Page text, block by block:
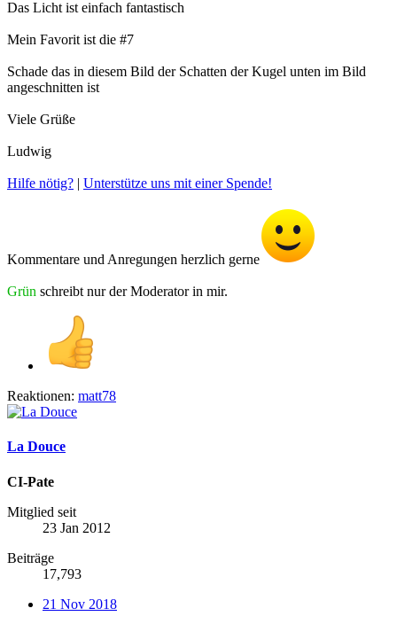
Das Licht ist einfach fantastisch
Mein Favorit ist die #7
Schade das in diesem Bild der Schatten der Kugel unten im Bild
angeschnitten ist
Viele Grüße
Ludwig
Hilfe nötig? | Unterstütze uns mit einer Spende!
Kommentare und Anregungen herzlich gerne
Grün schreibt nur der Moderator in mir.
Reaktionen: matt78
La Douce
CI-Pate
Mitglied seit
23 Jan 2012
Beiträge
17,793
21 Nov 2018